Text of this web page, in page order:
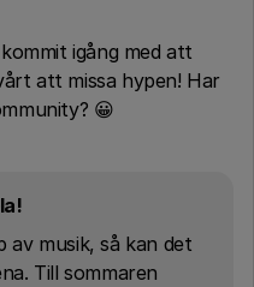
igång med att
att missa hypen! Har
😀
av musik, så kan det
Till sommaren